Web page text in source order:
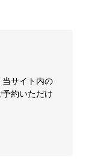
サイト内の
約いただけ